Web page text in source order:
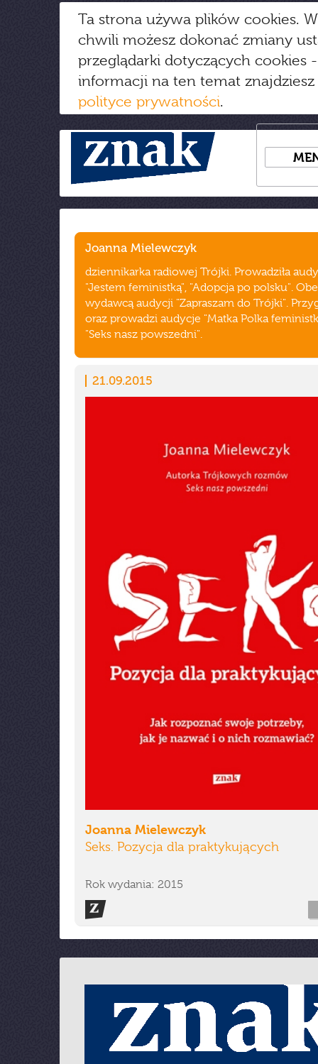
Ta strona używa plików cookies.
chwili możesz dokonać zmiany
przeglądarki dotyczących cookies
informacji na ten temat
polityce prywatności.
Joanna Mielewczyk
dziennikarka radiowej Trójki. Prowadziła
"Jestem feministką", "Adopcja po polsku".
wydawcą audycji "Zapraszam do Trójki".
oraz prowadzi audycje "Matka Polka
"Seks nasz powszedni".
21.09.2015
Joanna Mielewczyk
Seks. Pozycja dla praktykujących
Rok wydania: 2015